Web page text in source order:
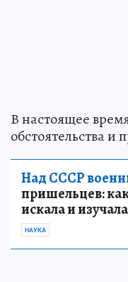
В настоящее
обстоятельства
Над СССР
пришельцев:
искала и
НАУКА